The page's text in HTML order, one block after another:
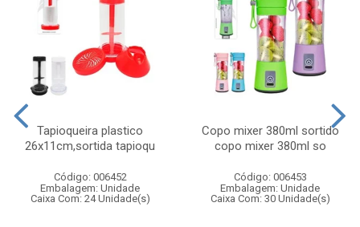
Tapioqueira plastico
26x11cm,sortida tapioqu
Código: 006452
Embalagem: Unidade
Caixa Com: 24 Unidade(s)
Copo mixer 380ml sortido
copo mixer 380ml so
Código: 006453
Embalagem: Unidade
Caixa Com: 30 Unidade(s)